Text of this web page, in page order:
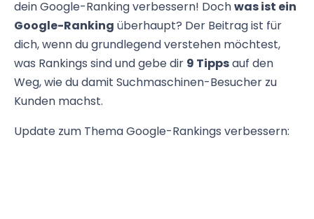
dein Google-Ranking verbessern! Dochwas ist ein
Google-Ranking überhaupt? Der Beitrag ist für
dich, wenn du grundlegend verstehen möchtest,
was Rankings sind und gebe dir 9 Tippsauf den
Weg, wie du damit Suchmaschinen-Besucher zu
Kunden machst.
Update zum Thema Google-Rankings verbessern: